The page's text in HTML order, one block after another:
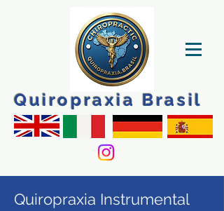
Quiropraxia Brasil
Quiropraxia Instrumental